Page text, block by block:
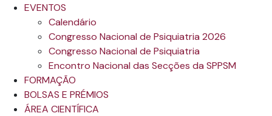
EVENTOS
Calendário
Congresso Nacional de Psiquiatria 2026
Congresso Nacional de Psiquiatria
Encontro Nacional das Secções da SPPSM
FORMAÇÃO
BOLSAS E PRÉMIOS
ÁREA CIENTÍFICA